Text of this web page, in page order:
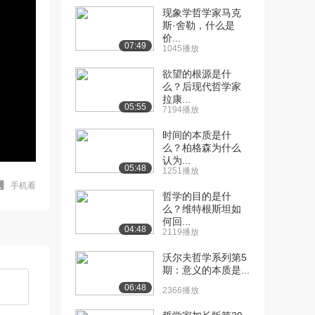
手机看
07:49
现象学哲学家马克
斯·舍勒，什么是
价...
1045播放
05:55
欲望的根源是什
么？后现代哲学家
拉康...
7194播放
05:48
时间的本质是什
么？柏格森为什么
认为...
1251播放
04:48
哲学的目的是什
么？维特根斯坦如
何回...
2119播放
06:48
沃尔夫哲学系列第5
期：意义的本质是...
2366播放